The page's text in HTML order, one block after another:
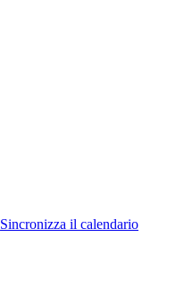
Sincronizza il calendario